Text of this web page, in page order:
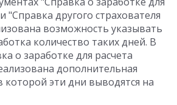
"Справка другого страхователя
возможность указывать
количество таких дней. В
о заработке для расчета
дополнительная
которой эти дни выводятся на